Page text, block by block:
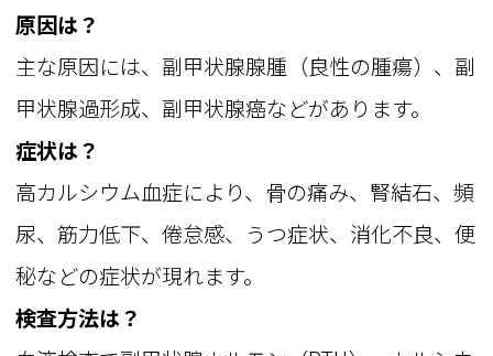
原因は？
主な原因には、副甲状腺腺腫（良性の腫瘍）、副
甲状腺過形成、副甲状腺癌などがあります。
症状は？
高カルシウム血症により、骨の痛み、腎結石、頻
尿、筋力低下、倦怠感、うつ症状、消化不良、便
秘などの症状が現れます。
検査方法は？